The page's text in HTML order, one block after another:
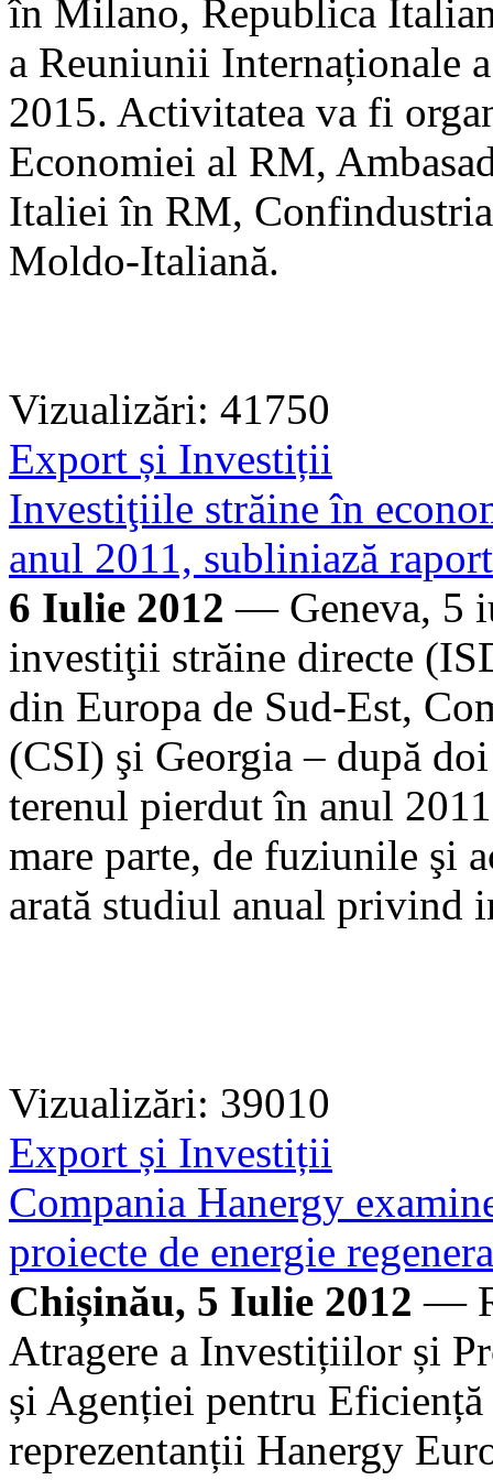
în Milano, Republica
a Reuniunii Internaționale
2015. Activitatea va fi
Economiei al RM,
Italiei în RM,
Moldo-Italiană.
Vizualizări: 41750
Export și Investiții
Investiţiile străine în
anul 2011, subliniază
6 Iulie 2012 — Geneva, 5
investiţii străine directe
din Europa de Sud-Est,
(CSI) şi Georgia – după
terenul pierdut în anul
mare parte, de fuziunile şi
arată studiul anual privind
Vizualizări: 39010
Export și Investiții
Compania Hanergy
proiecte de energie
Chișinău, 5 Iulie 2012 —
Atragere a Investițiilor și
și Agenției pentru
reprezentanții Hanergy